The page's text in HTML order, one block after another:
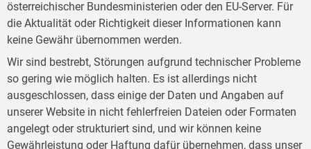
österreichischer Bundesministerien oder den EU-Server. Für
die Aktualität oder Richtigkeit dieser Informationen kann
keine Gewähr übernommen werden.
Wir sind bestrebt, Störungen aufgrund technischer Probleme
so gering wie möglich halten. Es ist allerdings nicht
ausgeschlossen, dass einige der Daten und Angaben auf
unserer Website in nicht fehlerfreien Dateien oder Formaten
angelegt oder strukturiert sind, und wir können keine
Gewährleistung oder Haftung dafür übernehmen, dass unser